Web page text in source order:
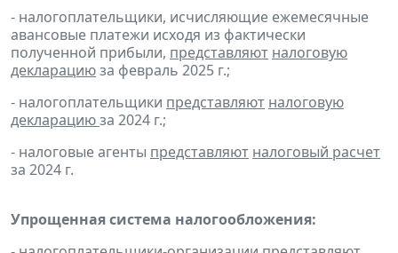
- налогоплательщики, исчисляющие ежемесячные
авансовые платежи исходя из фактически
полученной прибыли, представляют налоговую
декларациюза февраль 2025 г.;
- налогоплательщики представляют налоговую
декларациюза 2024 г.;
- налоговые агенты представляют налоговый расчет
за 2024 г.
Упрощенная система налогообложения: